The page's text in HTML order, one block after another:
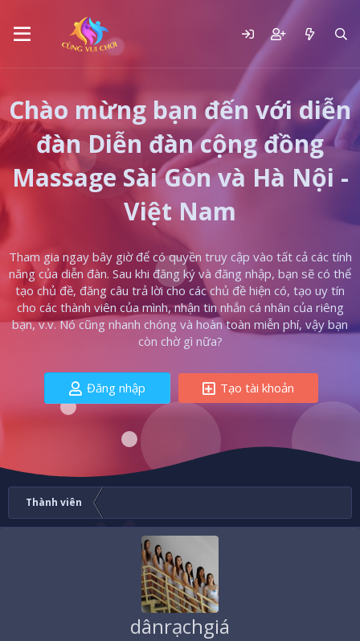
Chào mừng bạn đến với diễn
đàn Diễn đàn cộng đồng
Massage Sài Gòn và Hà Nội -
Việt Nam
Tham gia ngay bây giờ để có quyền truy cập vào tất cả các tính
năng của diễn đàn. Sau khi đăng ký và đăng nhập, bạn sẽ có thể
tạo chủ đề, đăng câu trả lời cho các chủ đề hiện có, tạo uy tín
cho các thành viên của mình, nhận tin nhắn cá nhân của riêng
bạn, v.v. Nó cũng nhanh chóng và hoàn toàn miễn phí, vậy bạn
còn chờ gì nữa?
Đăng nhập Tạo tài khoản
Thành viên
dânrạchgiá